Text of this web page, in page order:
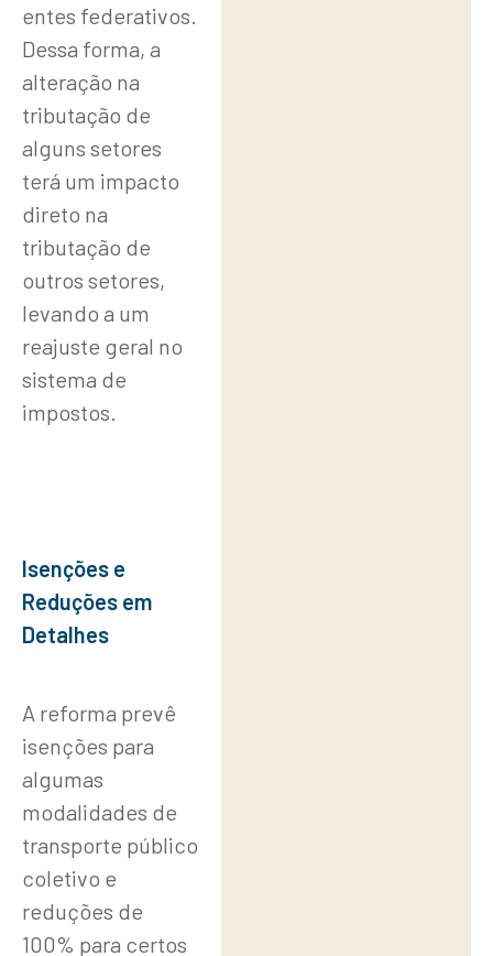
entes federativos.
Dessa forma, a
alteração na
tributação de
alguns setores
terá um impacto
direto na
tributação de
outros setores,
levando a um
reajuste geral no
sistema de
impostos.
Isenções e
Reduções em
Detalhes
A reforma prevê
isenções para
algumas
modalidades de
transporte público
coletivo e
reduções de
100% para certos